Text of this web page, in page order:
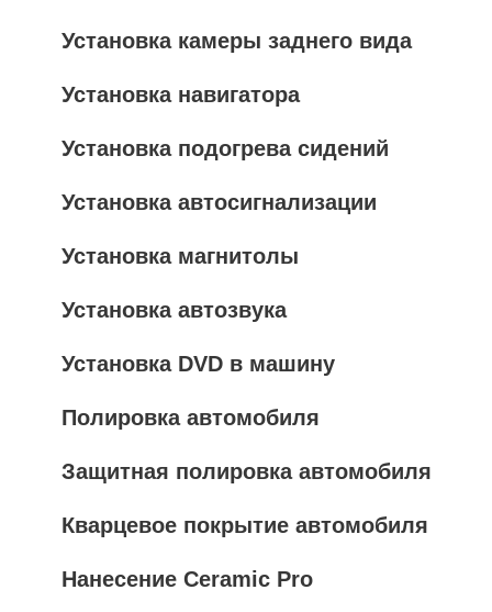
Установка камеры заднего вида
Установка навигатора
Установка подогрева сидений
Установка автосигнализации
Установка магнитолы
Установка автозвука
Установка DVD в машину
Полировка автомобиля
Защитная полировка автомобиля
Кварцевое покрытие автомобиля
Нанесение Ceramic Pro